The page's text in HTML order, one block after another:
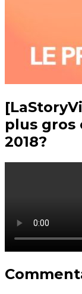
plus gros
2018?